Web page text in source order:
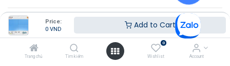
Price:
0 VND Add to Cart
Trang chủ Tìm kiếm
0
Wishlist Account
Thêm vào giỏ hàng